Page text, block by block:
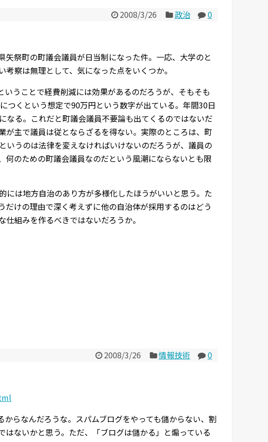
2008/3/26 政治
0
祭町の町議会議員が日当制になった件。一応、大学のと
察は無理として、気になった点をいくつか。
うことで経費削減には効果があるのだろうが、そもそも
つくという想定で90万円という数字が出ている。年間30日
なる。これだと町議会議員不要論も出てくるのではないだ
主で議員は従とならざるを得ない。実際のところは、町
うのは法律を変えなければいけないのだろうが、議員の
のための町議会議員なのだという風潮にならないとも限
には地方自治のあり方が多様化したほうがいいと思う。た
けの理由で深く考えずに他の自治体が採用するのはどう
組みを作るべきではないだろうか。
2008/3/26 情報技術
0
らなんだろうな。スパムブログをやっても儲からない、割
ないかと思う。ただ、「ブログは儲かる」と煽っている